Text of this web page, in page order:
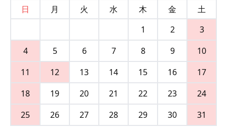
日
月 火 水 木 金
土
1
2
3
4
5 6 7 8 9
10
11
12 13 14 15 16
17
18
19 20 21 22 23
24
25
26 27 28 29 30 31